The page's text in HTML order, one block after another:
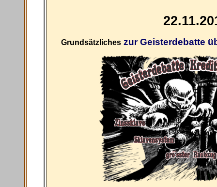
Grundsätzliches zur Geisterdebatte